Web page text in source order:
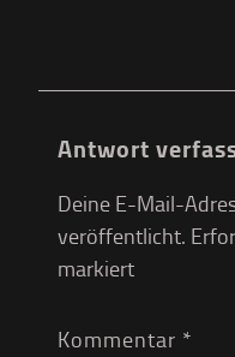
Antwort
Deine E-Mail-
veröffentlicht.
markiert
Kommentar *